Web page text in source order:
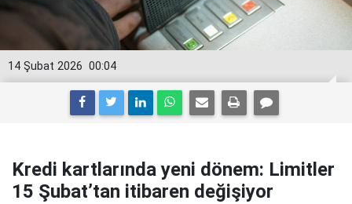
00:04
14 Şubat 2026
Kredi kartlarında yeni dönem: Limitler
15 Şubat’tan itibaren değişiyor